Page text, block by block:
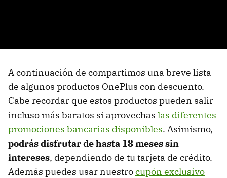
A continuación de compartimos una breve lista
de algunos productos OnePlus con descuento.
Cabe recordar que estos productos pueden salir
incluso más baratos si aprovechas las diferentes
promociones bancarias disponibles. Asimismo,
podrás disfrutar de hasta 18 meses sin
intereses, dependiendo de tu tarjeta de crédito.
Además puedes usar nuestrocupón exclusivo